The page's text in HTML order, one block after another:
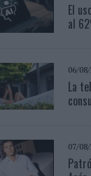
El
al
06/
La
07/